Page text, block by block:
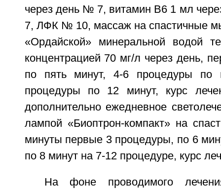
через день № 7, витамин B6 1 мл
7, ЛФК № 10, массаж на спастичные
«Ордайской» минеральной водой
концентрацией 70 мг/л через день,
по пять минут, 4-6 процедуры по
процедуры по 12 минут, курс
дополнительно ежедневное
лампой «Биоптрон-компакт» на
минуты первые 3 процедуры, по 6
по 8 минут на 7-12 процедуре, курс
На фоне проводимого